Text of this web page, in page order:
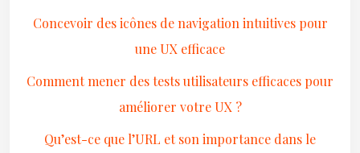
Concevoir des icônes de navigation intuitives pour
une UX efficace
Comment mener des tests utilisateurs efficaces pour
améliorer votre UX ?
Qu’est-ce que l’URL et son importance dans le